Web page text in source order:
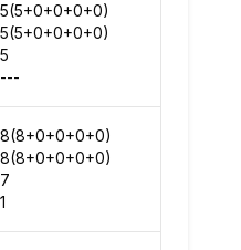
5(5+0+0+0+0)
5(5+0+0+0+0)
5
---
8(8+0+0+0+0)
8(8+0+0+0+0)
7
1